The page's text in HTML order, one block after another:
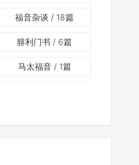
福音杂谈 / 18篇
腓利门书 / 6篇
马太福音/ 1篇